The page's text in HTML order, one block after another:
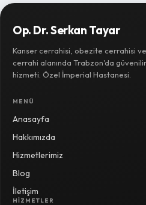
Op. Dr. Serkan Tayar
Kanser cerrahisi, obezite cerrahisi
cerrahi alanında Trabzon'da güvenilir
hizmeti. Özel İmperial Hastanesi.
MENÜ
Anasayfa
Hakkımızda
Hizmetlerimiz
Blog
İletişim
HIZMETLER